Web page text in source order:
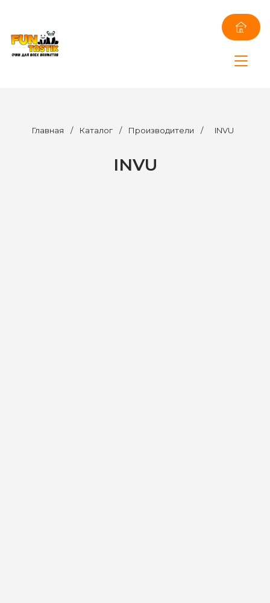
Главная / Каталог / Производители / INVU
INVU